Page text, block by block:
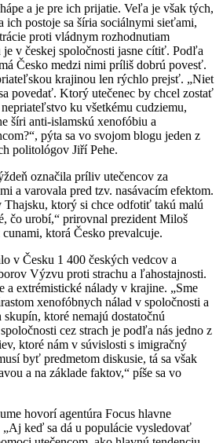
a je pre ich prijatie. Veľa je však tých,
ich postoje sa šíria sociálnymi sieťami,
proti vládnym rozhodnutiam
je v českej spoločnosti jasne cítiť. Podľa
Česko medzi nimi príliš dobrú povesť.
krajinou len rýchlo prejsť. „Niet
povedať. Ktorý utečenec by chcel zostať
ku všetkému cudziemu,
šíri anti-islamskú xenofóbiu a
pýta sa vo svojom blogu jeden z
politológov Jiří Pehe.
označila príliv utečencov za
a varovala pred tzv. nasávacím efektom.
Thajsku, ktorý si chce odfotiť takú malú
čo urobí,“ prirovnal prezident Miloš
ktorá Česko prevalcuje.
v Česku 1 400 českých vedcov a
Výzvu proti strachu a ľahostajnosti.
extrémistické nálady v krajine. „Sme
xenofóbnych nálad v spoločnosti a
ktoré nemajú dostatočnú
cez strach je podľa nás jedno z
ktoré nám v súvislosti s imigračný
byť predmetom diskusie, tá sa však
a na základe faktov,“ píše sa vo
hovorí agentúra Focus hlavne
„Aj keď sa dá u populácie vysledovať